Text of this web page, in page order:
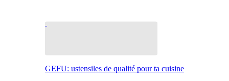
GEFU: ustensiles de qualité pour ta cuisine